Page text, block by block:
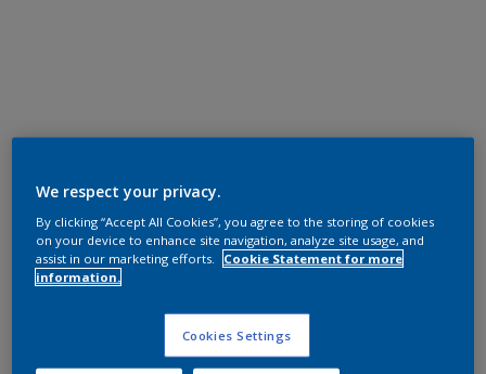
We respect your privacy.
By clicking “Accept All Cookies”, you agree to the storing of cookies
on your device to enhance site navigation, analyze site usage, and
assist in our marketing efforts.
Cookie Statement for more
information.
Cookies Settings